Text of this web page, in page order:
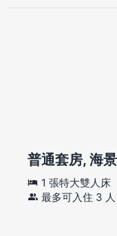
普通套房, 海景
1 張特大雙人床
最多可入住 3